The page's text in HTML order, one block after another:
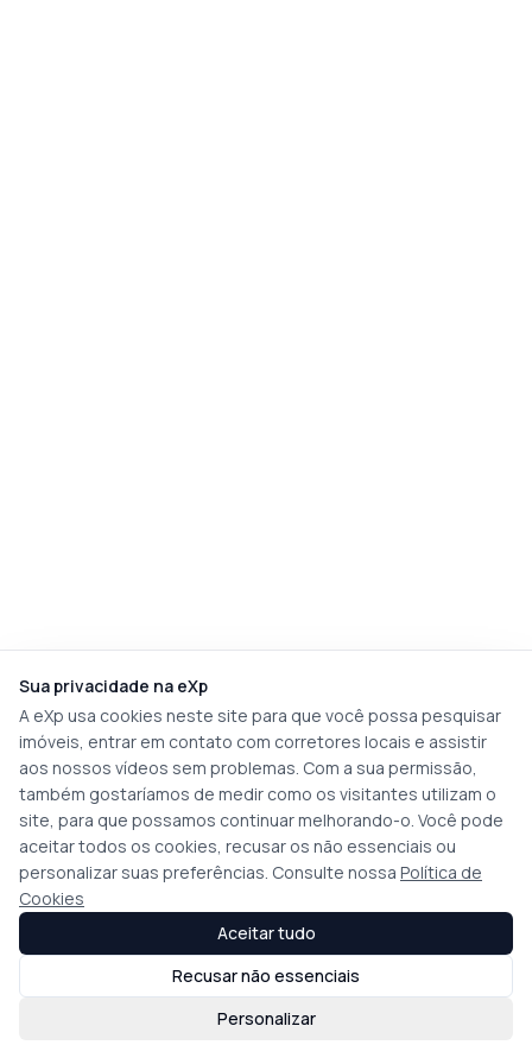
Sua privacidade na eXp
A eXp usa cookies neste site para que você possa pesquisar
imóveis, entrar em contato com corretores locais e assistir
aos nossos vídeos sem problemas. Com a sua permissão,
também gostaríamos de medir como os visitantes utilizam o
site, para que possamos continuar melhorando-o. Você pode
aceitar todos os cookies, recusar os não essenciais ou
personalizar suas preferências. Consulte nossa Política de
Cookies
Personalizar
Recusar não essenciais
Aceitar tudo